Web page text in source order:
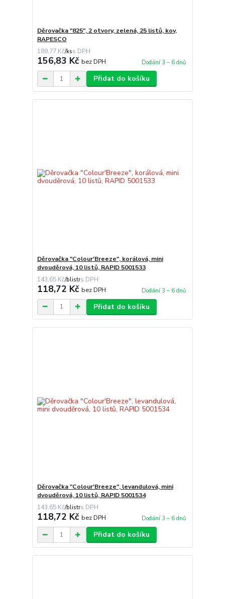
Děrovačka "825", 2 otvory, zelená, 25 listů, kov,
RAPESCO
189,77 Kč/ks
156,83 Kč bez DPH Dodání 3 – 6 dnů
Přidat do košíku
Děrovačka "Colour'Breeze", korálová, mini
dvouděrová, 10 listů, RAPID 5001533
143,65 Kč/blistr
118,72 Kč bez DPH Dodání 3 – 6 dnů
Přidat do košíku
Děrovačka "Colour'Breeze", levandulová, mini
dvouděrová, 10 listů, RAPID 5001534
143,65 Kč/blistr
118,72 Kč bez DPH Dodání 3 – 6 dnů
Přidat do košíku